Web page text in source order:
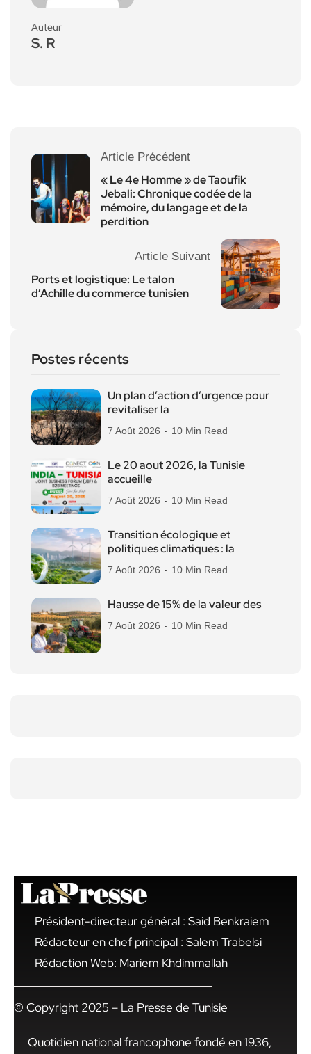
Auteur
S. R
Article Précédent
« Le 4e Homme » de Taoufik
Jebali: Chronique codée de la
mémoire, du langage et de la
perdition
Article Suivant
Ports et logistique: Le talon
d’Achille du commerce tunisien
Postes récents
Un plan d’action d’urgence pour
revitaliser la
7 Août 2026 10 Min Read
Le 20 aout 2026, la Tunisie
accueille
7 Août 2026 10 Min Read
Transition écologique et
politiques climatiques : la
7 Août 2026 10 Min Read
Hausse de 15% de la valeur des
7 Août 2026 10 Min Read
Président-directeur général : Said Benkraiem
Rédacteur en chef principal : Salem Trabelsi
Rédaction Web: Mariem Khdimmallah
© Copyright 2025 – La Presse de Tunisie
Quotidien national francophone fondé en 1936,